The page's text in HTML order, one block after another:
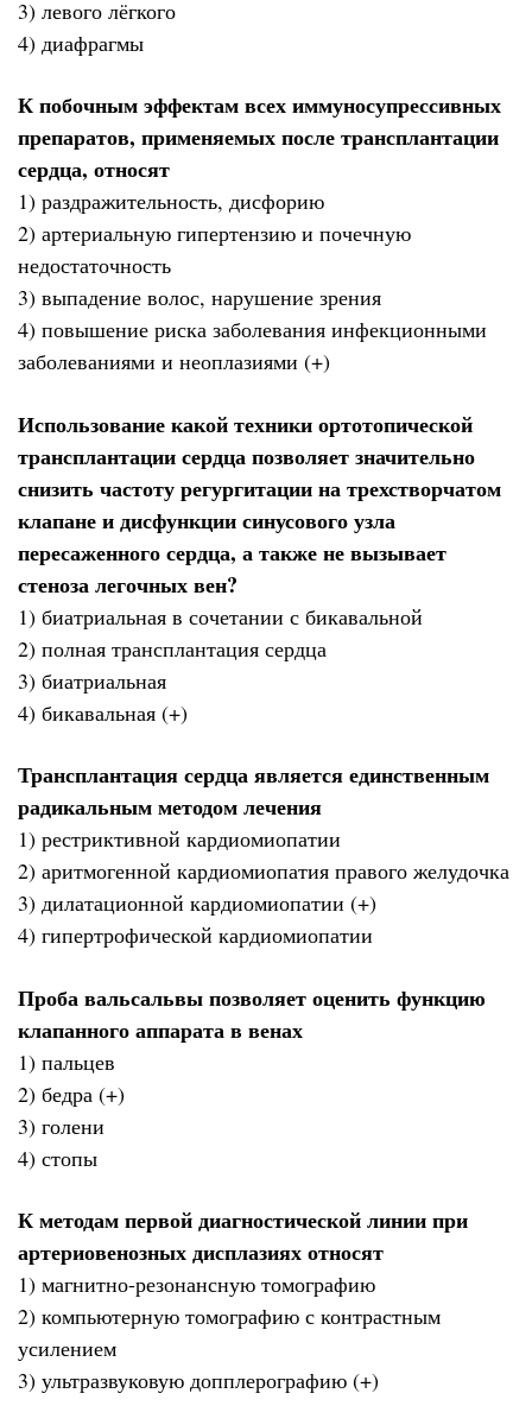
3) левого лёгкого
4) диафрагмы
К побочным эффектам всех иммуносупрессивных
препаратов, применяемых после трансплантации
сердца, относят
1) раздражительность, дисфорию
2) артериальную гипертензию и почечную
недостаточность
3) выпадение волос, нарушение зрения
4) повышение риска заболевания инфекционными
заболеваниями и неоплазиями (+)
Использование какой техники ортотопической
трансплантации сердца позволяет значительно
снизить частоту регургитации на трехстворчатом
клапане и дисфункции синусового узла
пересаженного сердца, а также не вызывает
стеноза легочных вен?
1) биатриальная в сочетании с бикавальной
2) полная трансплантация сердца
3) биатриальная
4) бикавальная (+)
Трансплантация сердца является единственным
радикальным методом лечения
1) рестриктивной кардиомиопатии
2) аритмогенной кардиомиопатия правого желудочка
3) дилатационной кардиомиопатии (+)
4) гипертрофической кардиомиопатии
Проба вальсальвы позволяет оценить функцию
клапанного аппарата в венах
1) пальцев
2) бедра (+)
3) голени
4) стопы
К методам первой диагностической линии при
артериовенозных дисплазиях относят
1) магнитно-резонансную томографию
2) компьютерную томографию с контрастным
усилением
3) ультразвуковую допплерографию (+)